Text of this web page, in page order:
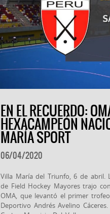
EN EL RECUERDO:
HEXACAMPEÓN
MARÍA SPORT
06/04/2020
Villa María del Triunfo, 6 de abril.
de Field Hockey Mayores trajo
OMA, que levantó el primer
Deportivo Andrés Avelino